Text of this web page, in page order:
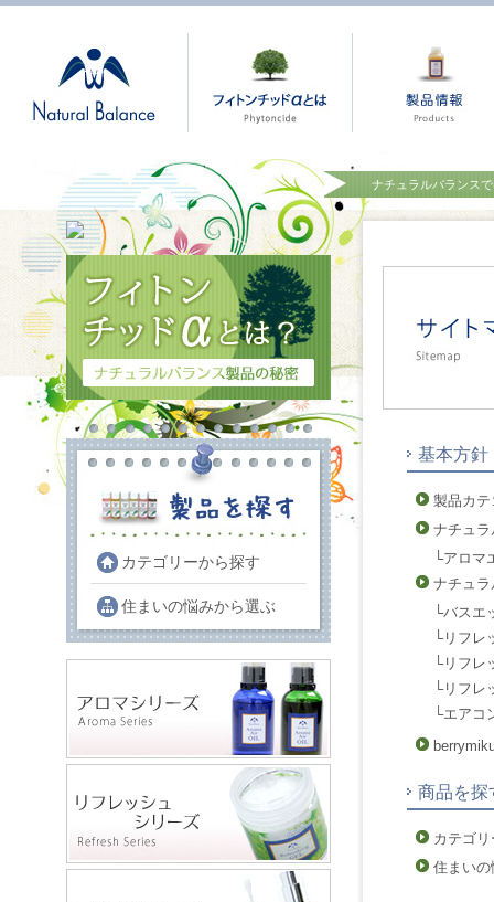
スでは敏感肌と乾燥肌の化粧品
「berrymiku」を通販しておりま
ナチュラルバランス
カテゴリーから探す
住まいの悩みから選ぶ
基本方針
製品カテ
ナチュ
└アロマ
ナチュ
└バスエ
└リフレ
└リフレ
└リフレ
└エアコ
商品を探
カテゴ
住まい